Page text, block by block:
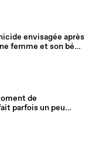
envisagée après
femme et son bébé
Nantes
de
parfois un peu
et l'après saison